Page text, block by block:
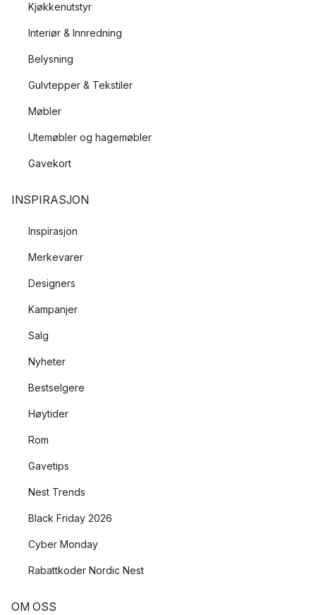
Kjøkkenutstyr
Interiør & Innredning
Belysning
Gulvtepper & Tekstiler
Møbler
Utemøbler og hagemøbler
Gavekort
INSPIRASJON
Inspirasjon
Merkevarer
Designers
Kampanjer
Salg
Nyheter
Bestselgere
Høytider
Rom
Gavetips
Nest Trends
Black Friday 2026
Cyber Monday
Rabattkoder Nordic Nest
OM OSS